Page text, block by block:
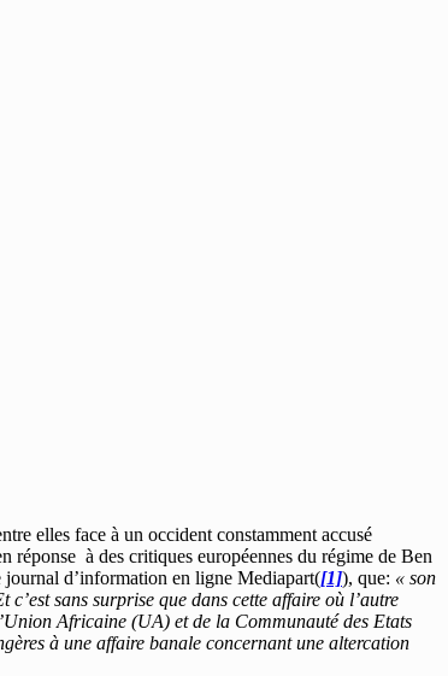
elles face à un occident constamment accusé
réponse à des critiques européennes du régime de Ben
d’information en ligne Mediapart([1]), que: « son
sans surprise que dans cette affaire où l’autre
Africaine (UA) et de la Communauté des Etats
à une affaire banale concernant une altercation